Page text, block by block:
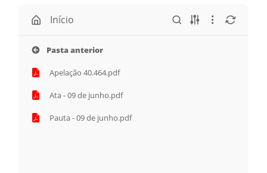
Início
Pasta anterior
Apelação 40.464.pdf
Ata - 09 de junho.pdf
Pauta - 09 de junho.pdf